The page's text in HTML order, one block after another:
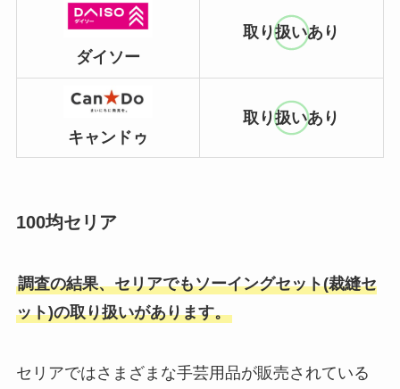
ダイソー
取り扱いあり
キャンドゥ
取り扱いあり
100均セリア
調査の結果、セリアでもソーイングセット(裁縫セ
ット)の取り扱いがあります。
セリアではさまざまな手芸用品が販売されている